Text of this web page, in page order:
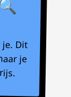
je. Dit
je